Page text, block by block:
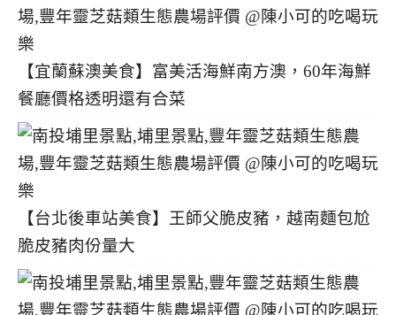
【宜蘭蘇澳美食】富美活海鮮南方澳，60年海鮮
餐廳價格透明還有合菜
【台北後車站美食】王師父脆皮豬，越南麵包尬
脆皮豬肉份量大